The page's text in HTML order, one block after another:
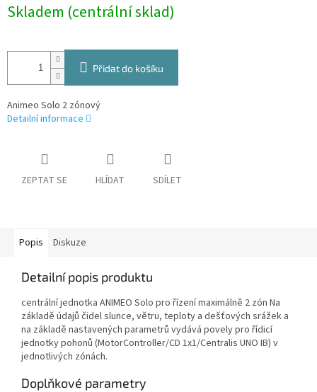
cena:
Skladem (centrální sklad)
Přidat do košíku
Animeo Solo 2 zónový
Detailní informace
ZEPTAT SE HLÍDAT SDÍLET
Popis Diskuze
Detailní popis produktu
centrální jednotka ANIMEO Solo pro řízení maximálně 2 zón Na
základě údajů čidel slunce, větru, teploty a dešťových srážek a
na základě nastavených parametrů vydává povely pro řídicí
jednotky pohonů (MotorController/CD 1x1/Centralis UNO IB) v
jednotlivých zónách.
Doplňkové parametry